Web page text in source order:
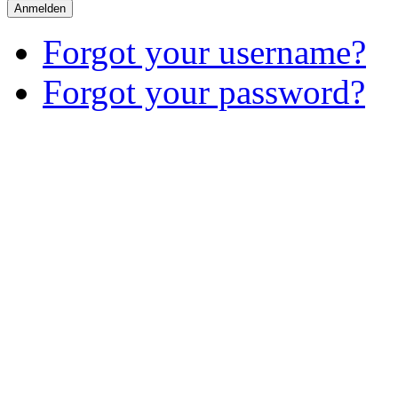
Anmelden
Forgot your username?
Forgot your password?